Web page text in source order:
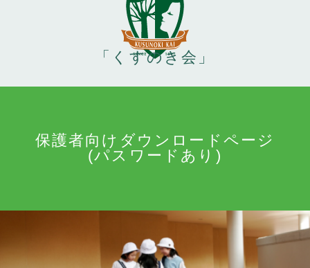
「くすのき会」
保護者向けダウンロードページ
(パスワードあり)